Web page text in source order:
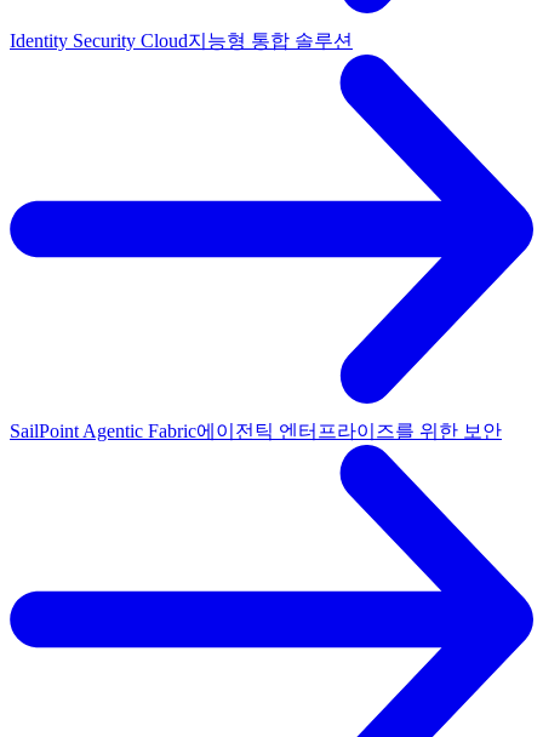
Identity Security Cloud지능형 통합 솔루션
SailPoint Agentic Fabric에이전틱 엔터프라이즈를 위한 보안